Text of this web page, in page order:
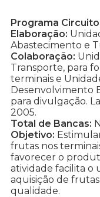
Programa
Elaboração:
Abastecimento e
Colaboração:
Transporte, para
terminais e
Desenvolvimento
para divulgação.
2005.
Total de Bancas:
Objetivo:
frutas nos
favorecer o
atividade facilita o
aquisição de
qualidade.